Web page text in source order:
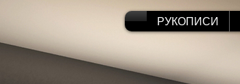
РУКОПИСИ